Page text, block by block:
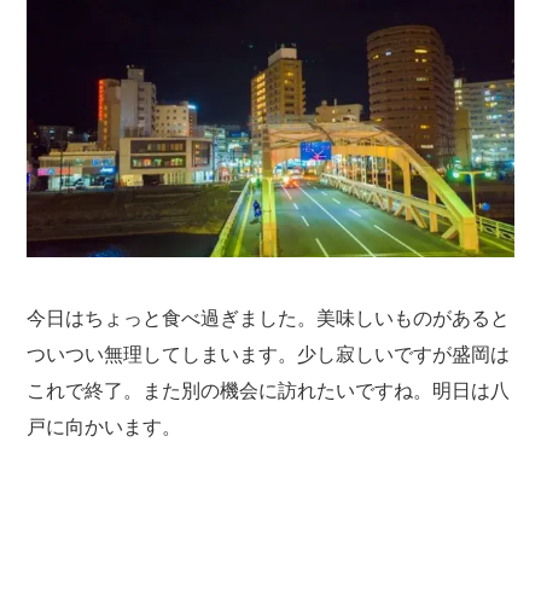
今日はちょっと食べ過ぎました。美味しいものがあると
ついつい無理してしまいます。少し寂しいですが盛岡は
これで終了。また別の機会に訪れたいですね。明日は八
戸に向かいます。